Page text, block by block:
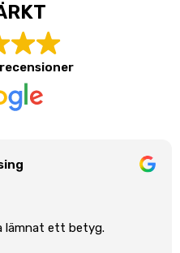
lämnat ett betyg.